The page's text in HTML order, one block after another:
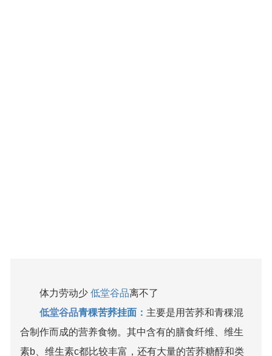
体力劳动少 低堂谷品离不了
低堂谷品青稞苦荞挂面 ： 主要是用苦荞和青稞混
合制作而成的营养食物。其中含有的膳食纤维、维生
素b、维生素c都比较丰富，还有大量的苦荞糖醇和类